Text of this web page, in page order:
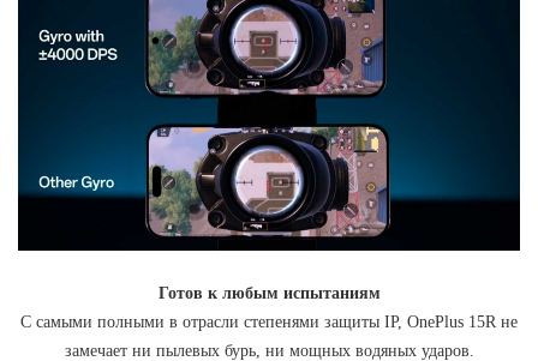
Готов к любым испытаниям
С самыми полными в отрасли степенями защиты IP, OnePlus 15R не
замечает ни пылевых бурь, ни мощных водяных ударов.